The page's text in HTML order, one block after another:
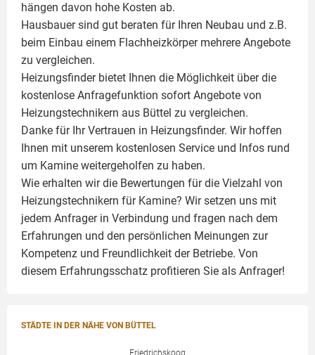
hängen davon hohe Kosten ab.
Hausbauer sind gut beraten für Ihren Neubau und z.B.
beim Einbau einem Flachheizkörpermehrere Angebote
zu vergleichen.
Heizungsfinder bietet Ihnen die Möglichkeit über die
kostenlose Anfragefunktion sofort Angebote von
Heizungstechnikern aus Büttel zu vergleichen.
Danke für Ihr Vertrauen in Heizungsfinder. Wir hoffen
Ihnen mit unserem kostenlosen Service und Infos rund
um Kamine weitergeholfen zu haben.
Wie erhalten wir die Bewertungen für die Vielzahl von
Heizungstechnikern für Kamine? Wir setzen uns mit
jedem Anfrager in Verbindung und fragen nach dem
Erfahrungen und den persönlichen Meinungen zur
Kompetenz und Freundlichkeit der Betriebe. Von
diesem Erfahrungsschatz profitieren Sie als Anfrager!
STÄDTE IN DER NÄHE VON BÜTTEL